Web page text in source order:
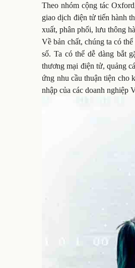
Theo nhóm cộng tác
giao dịch điện tử tiến hành
xuất, phân phối, lưu thông
Về bản chất, chúng ta có
số. Ta có thể dễ dàng bắt
thương mại điện tử, quảng
ứng nhu cầu thuận tiện cho
nhập của các doanh nghiệp